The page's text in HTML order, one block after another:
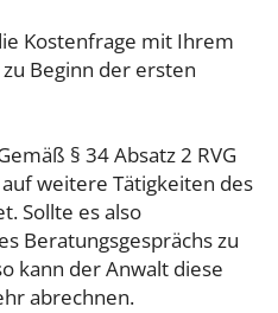
Kostenfrage mit Ihrem
Beginn der ersten
§ 34 Absatz 2 RVG
weitere Tätigkeiten des
Sollte es also
Beratungsgesprächs zu
kann der Anwalt diese
abrechnen.